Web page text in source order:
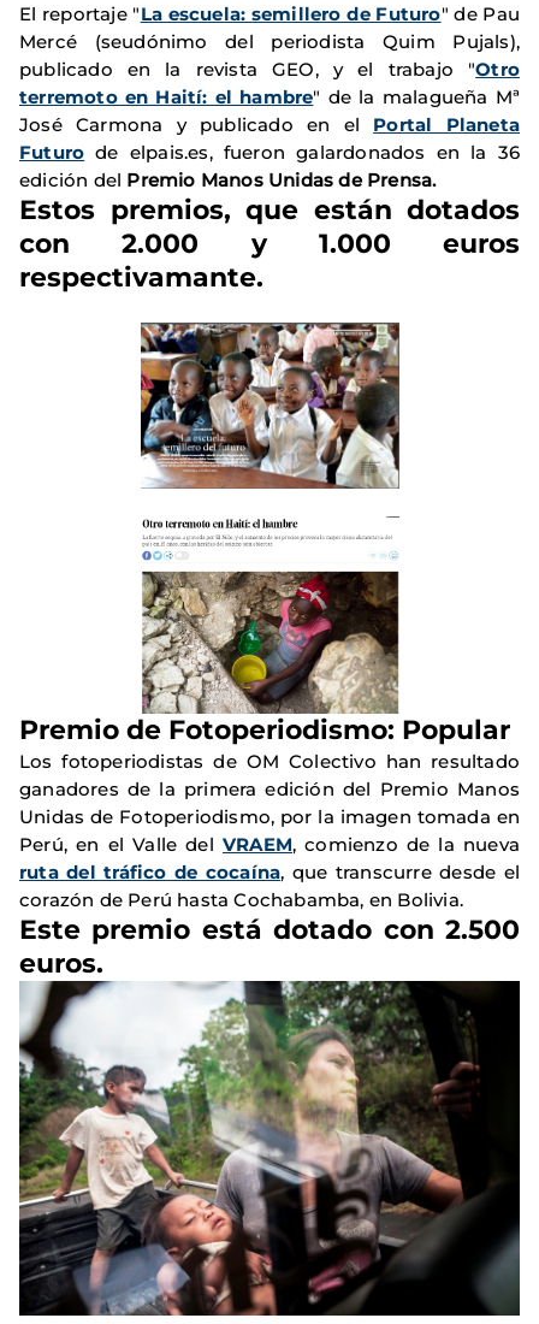
El reportaje "La escuela: semillero de Futuro" de Pau
Mercé (seudónimo del periodista Quim Pujals),
publicado en la revista GEO, y el trabajo "Otro
terremoto en Haití: el hambre" de la malagueña Mª
José Carmona y publicado en el Portal Planeta
Futuro de elpais.es, fueron galardonados en la 36
edición del Premio Manos Unidas de Prensa.
Estos premios, que están dotados
con 2.000 y 1.000 euros
respectivamante.
Premio de Fotoperiodismo: Popular
Los fotoperiodistas de OM Colectivo han resultado
ganadores de la primera edición del Premio Manos
Unidas de Fotoperiodismo, por la imagen tomada en
Perú, en el Valle del VRAEM, comienzo de la nueva
ruta del tráfico de cocaína, que transcurre desde el
corazón de Perú hasta Cochabamba, en Bolivia.
Este premio está dotado con 2.500
euros.